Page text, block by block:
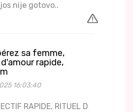
nije gotovo..
sa femme,
rapide,
16:03:40
RAPIDE, RITUEL D